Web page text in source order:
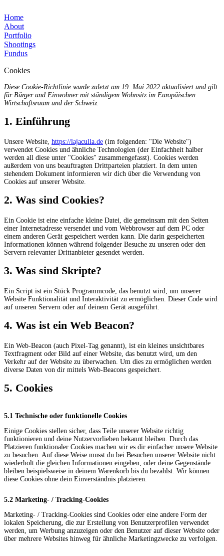
Home
About
Portfolio
Shootings
Fundus
Cookies
Diese Cookie-Richtlinie wurde zuletzt am 19. Mai 2022 aktualisiert und gilt
für Bürger und Einwohner mit ständigem Wohnsitz im Europäischen
Wirtschaftsraum und der Schweiz.
1. Einführung
Unsere Website, https://lajaculla.de (im folgenden: "Die Website")
verwendet Cookies und ähnliche Technologien (der Einfachheit halber
werden all diese unter "Cookies" zusammengefasst). Cookies werden
außerdem von uns beauftragten Drittparteien platziert. In dem unten
stehendem Dokument informieren wir dich über die Verwendung von
Cookies auf unserer Website.
2. Was sind Cookies?
Ein Cookie ist eine einfache kleine Datei, die gemeinsam mit den Seiten
einer Internetadresse versendet und vom Webbrowser auf dem PC oder
einem anderen Gerät gespeichert werden kann. Die darin gespeicherten
Informationen können während folgender Besuche zu unseren oder den
Servern relevanter Drittanbieter gesendet werden.
3. Was sind Skripte?
Ein Script ist ein Stück Programmcode, das benutzt wird, um unserer
Website Funktionalität und Interaktivität zu ermöglichen. Dieser Code wird
auf unseren Servern oder auf deinem Gerät ausgeführt.
4. Was ist ein Web Beacon?
Ein Web-Beacon (auch Pixel-Tag genannt), ist ein kleines unsichtbares
Textfragment oder Bild auf einer Website, das benutzt wird, um den
Verkehr auf der Website zu überwachen. Um dies zu ermöglichen werden
diverse Daten von dir mittels Web-Beacons gespeichert.
5. Cookies
5.1 Technische oder funktionelle Cookies
Einige Cookies stellen sicher, dass Teile unserer Website richtig
funktionieren und deine Nutzervorlieben bekannt bleiben. Durch das
Platzieren funktionaler Cookies machen wir es dir einfacher unsere Website
zu besuchen. Auf diese Weise musst du bei Besuchen unserer Website nicht
wiederholt die gleichen Informationen eingeben, oder deine Gegenstände
bleiben beispielsweise in deinem Warenkorb bis du bezahlst. Wir können
diese Cookies ohne dein Einverständnis platzieren.
5.2 Marketing- / Tracking-Cookies
Marketing- / Tracking-Cookies sind Cookies oder eine andere Form der
lokalen Speicherung, die zur Erstellung von Benutzerprofilen verwendet
werden, um Werbung anzuzeigen oder den Benutzer auf dieser Website oder
über mehrere Websites hinweg für ähnliche Marketingzwecke zu verfolgen.